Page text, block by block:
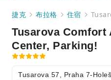
捷克 布拉格 住宿
Tusarova Comfort
Center, Parking!
Tusarova 57, Praha 7-